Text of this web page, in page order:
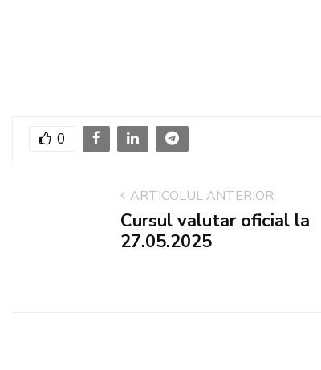
0
ARTICOLUL ANTERIOR
Cursul valutar oficial la
27.05.2025